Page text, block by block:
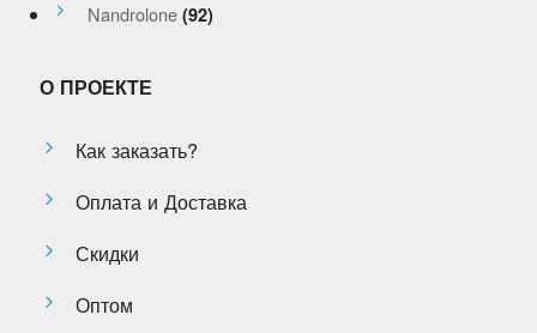
Nandrolone (92)
О ПРОЕКТЕ
Как заказать?
Оплата и Доставка
Скидки
Оптом